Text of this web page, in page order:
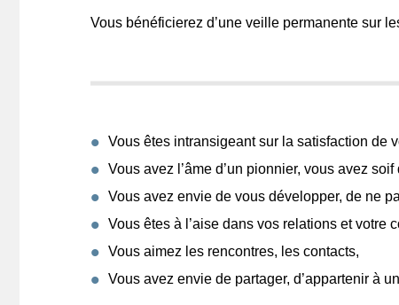
Vous bénéficierez d’une veille permanente sur
Vous êtes intransigeant sur la satisfaction de
Vous avez l’âme d’un pionnier, vous avez soif
Vous avez envie de vous développer, de ne
Vous êtes à l’aise dans vos relations et votre
Vous aimez les rencontres, les contacts,
Vous avez envie de partager, d’appartenir à